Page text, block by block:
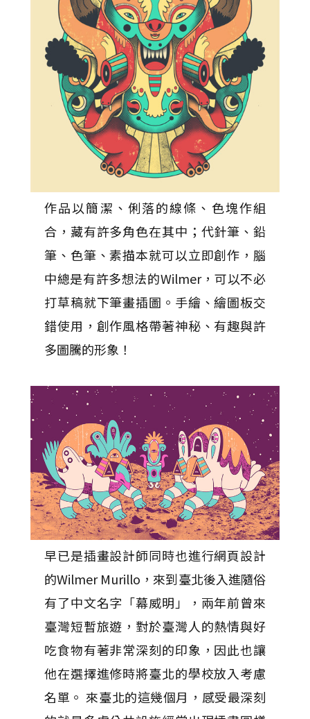
作品以簡潔、俐落的線條、色塊作組
合，藏有許多角色在其中；代針筆、鉛
筆、色筆、素描本就可以立即創作，腦
中總是有許多想法的Wilmer，可以不必
打草稿就下筆畫插圖。手繪、繪圖板交
錯使用，創作風格帶著神秘、有趣與許
多圖騰的形象！
早已是插畫設計師同時也進行網頁設計
的Wilmer Murillo，來到臺北後入進隨俗
有了中文名字「幕威明」，兩年前曾來
臺灣短暫旅遊，對於臺灣人的熱情與好
吃食物有著非常深刻的印象，因此也讓
他在選擇進修時將臺北的學校放入考慮
名單。 來臺北的這幾個月，感受最深刻